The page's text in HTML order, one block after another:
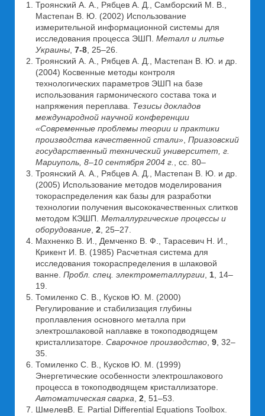
Троянский А. А., Рябцев А. Д., Самборский М. В.,
Мастепан В. Ю. (2002) Использование
измерительной информационной системы для
исследования процесса ЭШП. Металл и литье
Украины 7-8 , 25–26.
Троянский А. А., Рябцев А. Д., Мастепан В. Ю. и др.
(2004) Косвенные методы контроля
технологических параметров ЭШП на базе
использования гармонического состава тока и
напряжения переплава. Тезисы докладов
международной научной конференции
«Современные проблемы теории и практики
производства качественной стали» Приазовский
государственный технический университет , г.
Мариуполь , 8–10 сентября 2004 г.
, сс. 80–
Троянский А. А., Рябцев А. Д., Мастепан В. Ю. и др.
(2005) Использование методов моделирования
токораспределения как базы для разработки
технологии получения высококачественных слитков
методом КЭШП. Металлургические процессы и
оборудование 2 , 25–27.
Махненко В. И., Демченко В. Ф., Тарасевич Н. И.,
Крикент И. В. (1985) Расчетная система для
исследования токораспределения в шлаковой
ванне. Пробл. спец. электрометаллургии 1 , 14–
19.
Томиленко С. В., Кусков Ю. М. (2000)
Регулирование и стабилизация глубины
проплавления основного металла при
электрошлаковой наплавке в токоподводящем
кристаллизаторе. Сварочное производство 9 , 32–
35.
Томиленко С. В., Кусков Ю. М. (1999)
Энергетические особенности электрошлакового
процесса в токоподводящем кристаллизаторе.
Автоматическая сварка 2 , 51–53.
ШмелевВ. Е. Partial Differential Equations Toolbox.